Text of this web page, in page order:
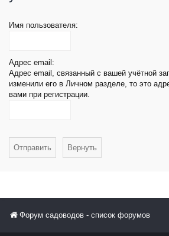
Имя пользователя:
Адрес email:
Адрес email, связанный с вашей учётной
изменили его в Личном разделе, то это
вами при регистрации.
Форум садоводов - список форумов